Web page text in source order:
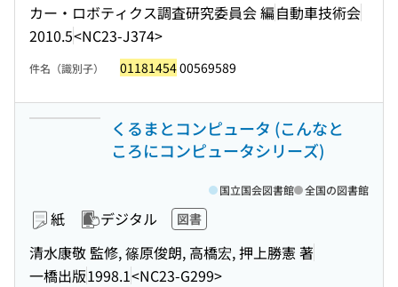
カー・ロボティクス調査研究委員会 編自動車技術会
2010.5<NC23-J374>
件名（識別子） 0118145400569589
くるまとコンピュータ (こんなと
ころにコンピュータシリーズ)
紙 デジタル 図書
清水康敬 監修, 篠原俊朗, 高橋宏, 押上勝憲 著
一橋出版1998.1<NC23-G299>
国立国会図書館 全国の図書館